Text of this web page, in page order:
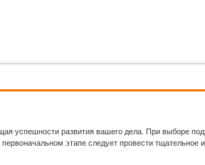
успешности развития вашего дела. При выборе
этапе следует провести тщательное